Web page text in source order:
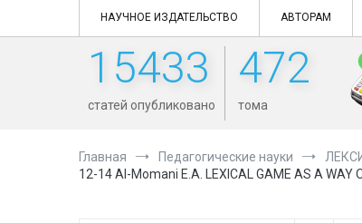
НАУЧНОЕ ИЗДАТЕЛЬСТВО АВТОРАМ
15433
статей опубликовано
472
тома
Главная Педагогические науки
12-14 Al-Momani E.A. LEXICAL GAME AS A WAY